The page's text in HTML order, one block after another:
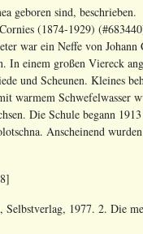
geboren sind, beschrieben.
(1874-1929)
war ein Neffe von
In einem großen Viereck
und Scheunen. Kleines
warmem
Die Schule begann
Anscheinend
1977. 2. Die